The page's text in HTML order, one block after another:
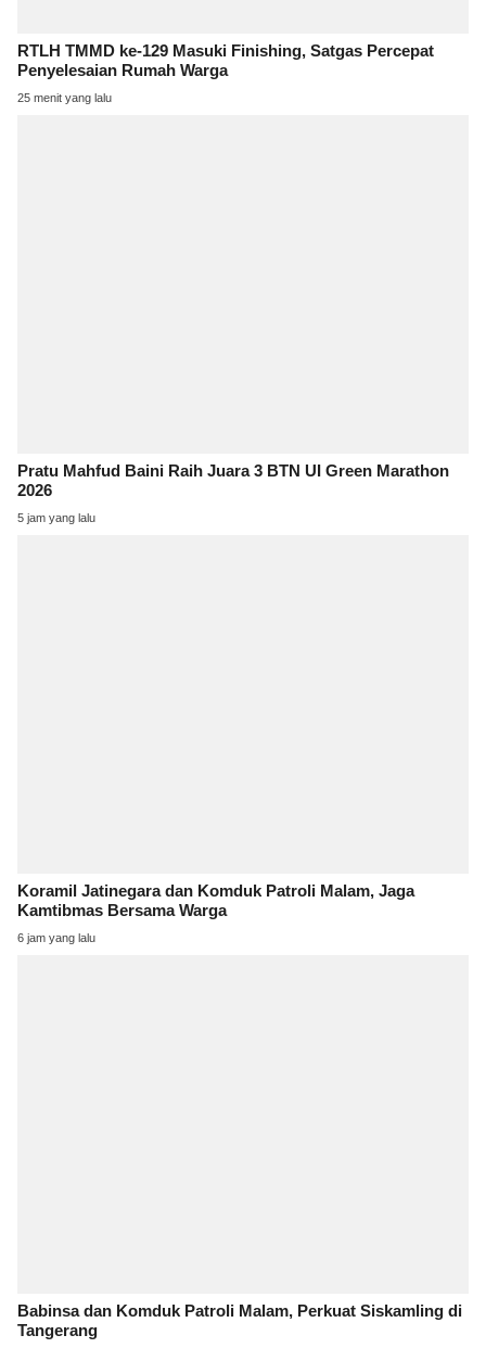
RTLH TMMD ke-129 Masuki Finishing, Satgas Percepat
Penyelesaian Rumah Warga
25 menit yang lalu
Pratu Mahfud Baini Raih Juara 3 BTN UI Green Marathon
2026
5 jam yang lalu
Koramil Jatinegara dan Komduk Patroli Malam, Jaga
Kamtibmas Bersama Warga
6 jam yang lalu
Babinsa dan Komduk Patroli Malam, Perkuat Siskamling di
Tangerang